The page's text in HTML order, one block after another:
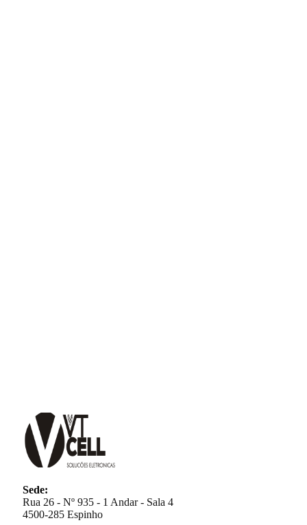
Sede:
Rua 26 - Nº 935 - 1 Andar - Sala 4
4500-285 Espinho